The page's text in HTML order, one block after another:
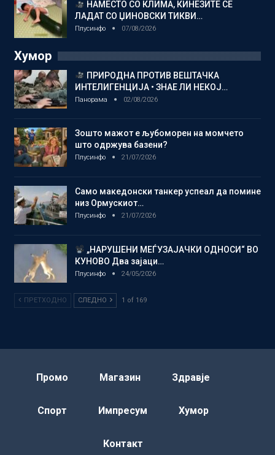
НАМЕСТО СО КЛИМА, КИНЕЗИТЕ СЕ
ЛАДАТ СО ЏИНОВСКИ ТИКВИ…
Плусинфо 07/08/2026
Хумор
ПРИРОДНА ПРОТИВ ВЕШТАЧКА
ИНТЕЛИГЕНЦИЈА • ЗНАЕ ЛИ НЕКОЈ…
Панорама 02/08/2026
Зошто мажот е љубоморен на момчето
што одржува базени?
Плусинфо 21/07/2026
Само македонски танкер успеал да помине
низ Ормускиот…
Плусинфо 21/07/2026
„НАРУШЕНИ МЕЃУЗАЈАЧКИ ОДНОСИ“ ВО
КУНОВО Два зајаци…
Плусинфо 24/05/2026
ПРЕТХОДНО СЛЕДНО 1 of 169
Промо Магазин Здравје
Спорт Импресум Хумор
Контакт